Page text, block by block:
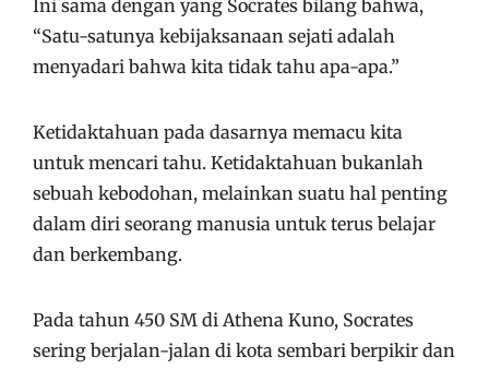
Ini sama dengan yang Socrates bilang bahwa,
“Satu-satunya kebijaksanaan sejati adalah
menyadari bahwa kita tidak tahu apa-apa.”
Ketidaktahuan pada dasarnya memacu kita
untuk mencari tahu. Ketidaktahuan bukanlah
sebuah kebodohan, melainkan suatu hal penting
dalam diri seorang manusia untuk terus belajar
dan berkembang.
Pada tahun 450 SM di Athena Kuno, Socrates
sering berjalan-jalan di kota sembari berpikir dan